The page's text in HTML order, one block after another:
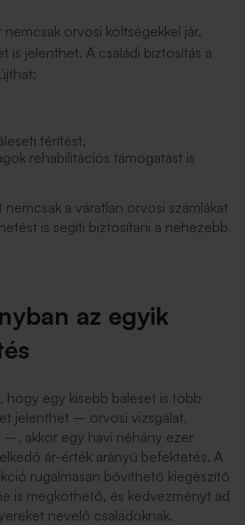
orvosi költségekkel jár,
is jelenthet. A családi biztosítás a
térítést,
rehabilitációs támogatást is
a váratlan orvosi számlákat
is segíti biztosítani a nehezebb
az egyik
hogy egy kisebb baleset is több
jelenthet – orvosi vizsgálat,
akkor egy havi néhány ezer
ár-érték arányú befektetés. A
rugalmasan bővíthető kiegészítő
is megköthető, és kedvezményt ad
nevelő családoknak.